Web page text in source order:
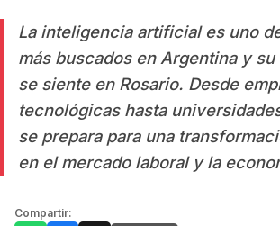
La inteligencia artificial es uno
más buscados en Argentina y
se siente en Rosario. Desde
tecnológicas hasta
se prepara para una
en el mercado laboral y la
Compartir: